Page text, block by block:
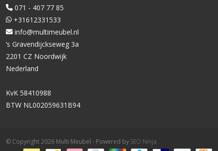
071 - 407 77 85
+31612331533
info@multimeubel.nl
’s Gravendijckseweg 3a
2201 CZ Noordwijk
Nederland
KvK 58410988
BTW NL002059631B94
© Copyright 2026 Multi Meubel - Powered by SEO Ninja